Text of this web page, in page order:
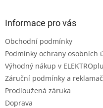
Informace pro vás
Obchodní podmínky
Podmínky ochrany osobních
Výhodný nákup v
Záruční podmínky a
Prodloužená záruka
Doprava